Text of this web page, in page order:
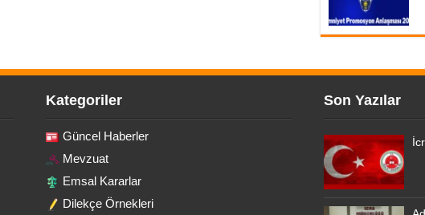
Kategoriler
Güncel Haberler
Mevzuat
Emsal Kararlar
Dilekçe Örnekleri
Son Yazılar